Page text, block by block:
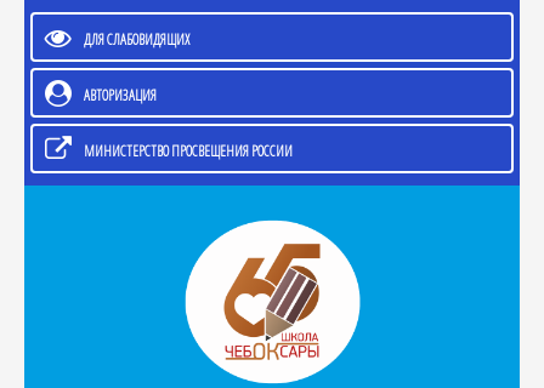
ДЛЯ СЛАБОВИДЯЩИХ
АВТОРИЗАЦИЯ
МИНИСТЕРСТВО ПРОСВЕЩЕНИЯ РОССИИ